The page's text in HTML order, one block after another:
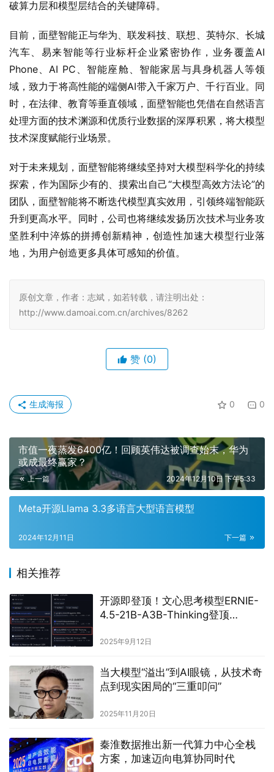
破算力层和模型层结合的关键障碍。
目前，面壁智能正与华为、联发科技、联想、英特尔、长城
汽车、易来智能等行业标杆企业紧密协作，业务覆盖AI
Phone、AI PC、智能座舱、智能家居与具身机器人等领
域，致力于将高性能的端侧AI带入千家万户、千行百业。同
时，在法律、教育等垂直领域，面壁智能也凭借在自然语言
处理方面的技术渊源和优质行业数据的深厚积累，将大模型
技术深度赋能行业场景。
对于未来规划，面壁智能将继续坚持对大模型科学化的持续
探索，作为国际少有的、摸索出自己“大模型高效方法论”的
团队，面壁智能将不断迭代模型真实效用，引领终端智能跃
升到更高水平。同时，公司也将继续发扬历次技术与业务攻
坚胜利中淬炼的拼搏创新精神，创造性加速大模型行业落
地，为用户创造更多具体可感知的价值。
原创文章，作者：志斌，如若转载，请注明出处：
http://www.damoai.com.cn/archives/8262
赞 (0)
0 0
生成海报
市值一夜蒸发6400亿！回顾英伟达被调查始末，华为
或成最终赢家？
上一篇 2024年12月10日 下午5:33
Meta开源Llama 3.3多语言大型语言模型
下一篇
2024年12月11日
相关推荐
开源即登顶！文心思考模型ERNIE-
4.5-21B-A3B-Thinking登顶
2025年9月12日
当大模型“溢出”到AI眼镜，从技术奇
点到现实困局的“三重叩问”
2025年11月20日
秦淮数据推出新一代算力中心全栈
方案，加速迈向电算协同时代